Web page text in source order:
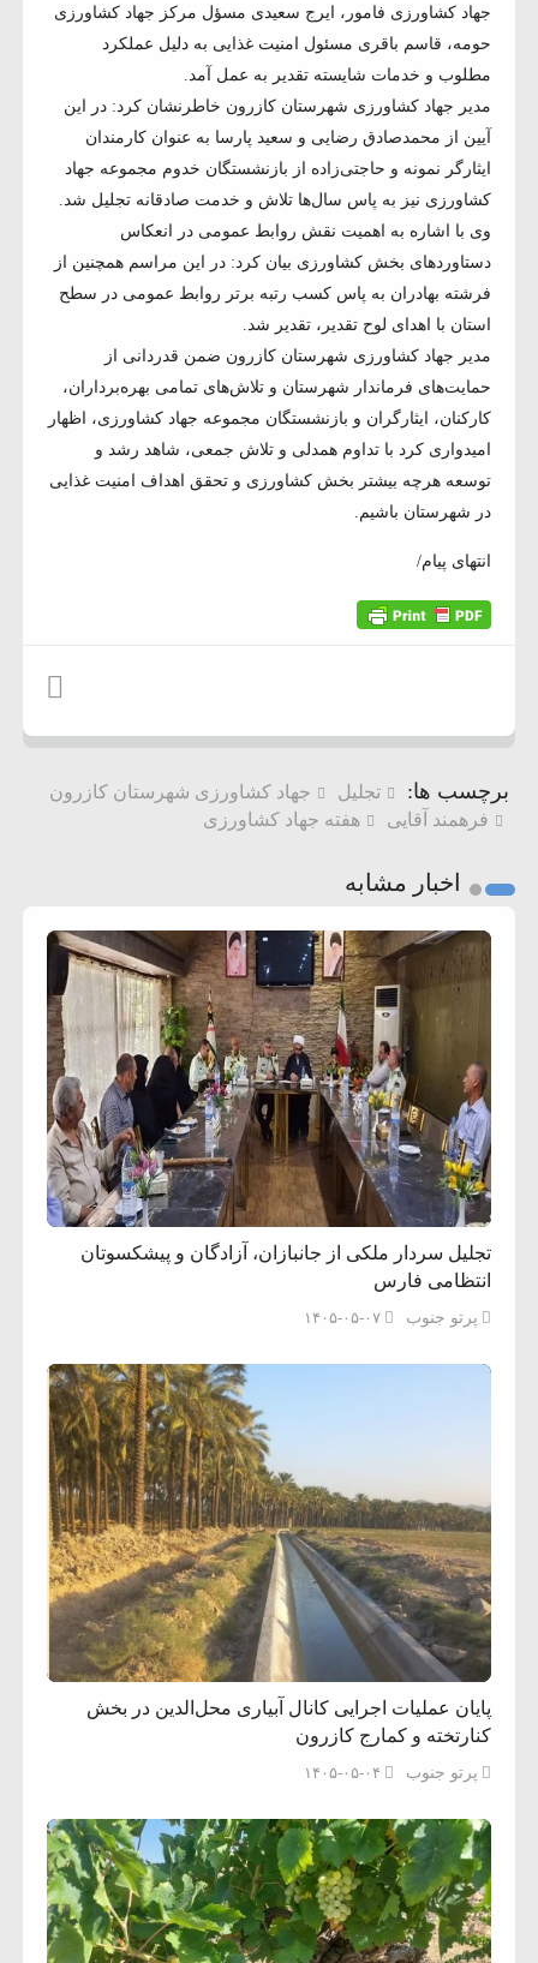
جهاد کشاورزی فامور، ایرج سعیدی مسؤل مرکز جهاد کشاورزی
حومه، قاسم باقری مسئول امنیت غذایی به دلیل عملکرد
مطلوب و خدمات شایسته تقدیر به عمل آمد.
مدیر جهاد کشاورزی شهرستان کازرون خاطرنشان کرد: در این
آیین از محمدصادق رضایی و سعید پارسا به عنوان کارمندان
ایثارگر نمونه و حاجتی‌زاده از بازنشستگان خدوم مجموعه جهاد
کشاورزی نیز به پاس سال‌ها تلاش و خدمت صادقانه تجلیل شد.
وی با اشاره به اهمیت نقش روابط عمومی در انعکاس
دستاوردهای بخش کشاورزی بیان کرد: در این مراسم همچنین از
فرشته بهادران به پاس کسب رتبه برتر روابط عمومی در سطح
استان با اهدای لوح تقدیر، تقدیر شد.
مدیر جهاد کشاورزی شهرستان کازرون ضمن قدردانی از
حمایت‌های فرماندار شهرستان و تلاش‌های تمامی بهره‌برداران،
کارکنان، ایثارگران و بازنشستگان مجموعه جهاد کشاورزی، اظهار
امیدواری کرد با تداوم همدلی و تلاش جمعی، شاهد رشد و
توسعه هرچه بیشتر بخش کشاورزی و تحقق اهداف امنیت غذایی
در شهرستان باشیم.
انتهای پیام/
برچسب ها: تجلیل
جهاد کشاورزی شهرستان کازرون
فرهمند آقایی
هفته جهاد کشاورزی
اخبار مشابه
تجلیل سردار ملکی از جانبازان، آزادگان و پیشکسوتان
انتظامی فارس
پرتو جنوب ۱۴۰۵-۰۵-۰۷
پایان عملیات اجرایی کانال آبیاری محل‌الدین در بخش
کنارتخته و کمارج کازرون
پرتو جنوب ۱۴۰۵-۰۵-۰۴